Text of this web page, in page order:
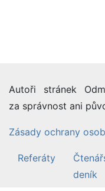
Autoři stránek
za správnost ani
Zásady ochrany
Referáty
deník